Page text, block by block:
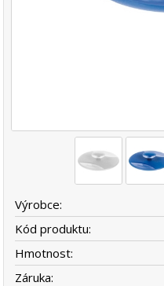
Výrobce:
Kód produktu:
Hmotnost:
Záruka: